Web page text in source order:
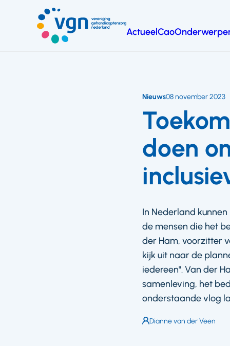
hoofdinhoud
ActueelCao
doen
Nieuws08 november 2023
In Nederland
de mensen die het
der Ham, voorzitter
kijk uit naar de
iedereen". Van der
samenleving, het
onderstaande vlog
Auteur:
Dianne van der Veen